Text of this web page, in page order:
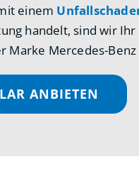
einem
handelt, sind wir
Marke Mercedes-
ANBIETEN